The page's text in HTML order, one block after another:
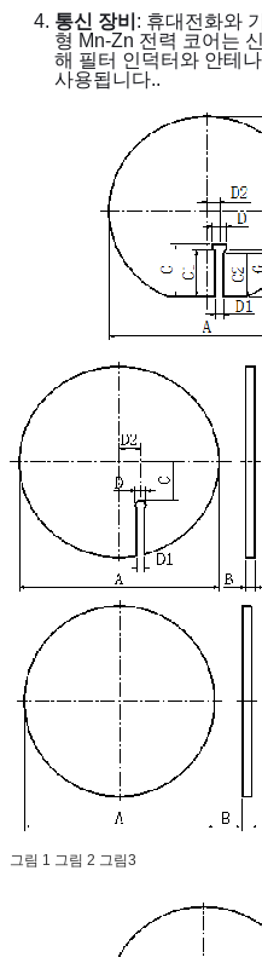
통신 장비 : 휴대전화와
형 Mn-Zn 전력 코어는
해 필터 인덕터와 안테
사용됩니다..
그림 1 그림 2 그림3